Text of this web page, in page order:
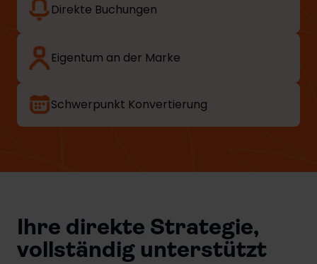
Direkte Buchungen
Eigentum an der Marke
Schwerpunkt Konvertierung
Ihre direkte Strategie,
vollständig unterstützt